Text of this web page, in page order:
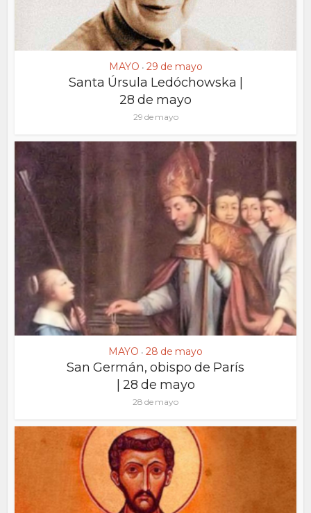
MAYO • 29 de mayo
Santa Úrsula Ledóchowska |
28 de mayo
29 de mayo
MAYO • 28 de mayo
San Germán, obispo de París
| 28 de mayo
28 de mayo